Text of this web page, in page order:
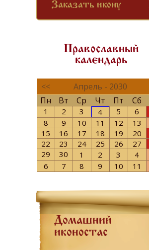
Заказать икону
Православный
календарь
<< Апрель - 2030
Пн
Вт Ср Чт Пт Сб
1 2 3 4 5 6
8
9 10 11 12 13
15
16 17 18 19 20
22
23 24 25 26 27
29
30 1 2 3 4
6
7 8 9 10 11
Домашний
иконостас